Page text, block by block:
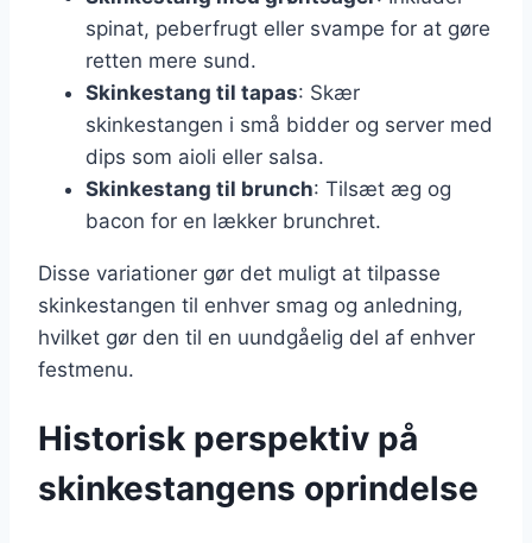
spinat, peberfrugt eller svampe for at gøre
retten mere sund.
Skinkestang til tapas: Skær
skinkestangen i små bidder og server med
dips som aioli eller salsa.
Skinkestang til brunch: Tilsæt æg og
bacon for en lækker brunchret.
Disse variationer gør det muligt at tilpasse
skinkestangen til enhver smag og anledning,
hvilket gør den til en uundgåelig del af enhver
festmenu.
Historisk perspektiv på
skinkestangens oprindelse